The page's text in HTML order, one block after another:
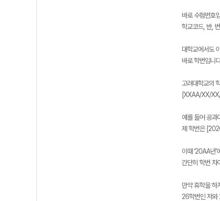
바로 수험번호
학교코드, 반,
대학교에서도
바로 학번입니
고려대학교의
[XXAA/XX/
예를 들어 공과
제 학번은
이때 ‘20AA년’
간단히 학번 차
만약 휴학을 하
26학번인 저와